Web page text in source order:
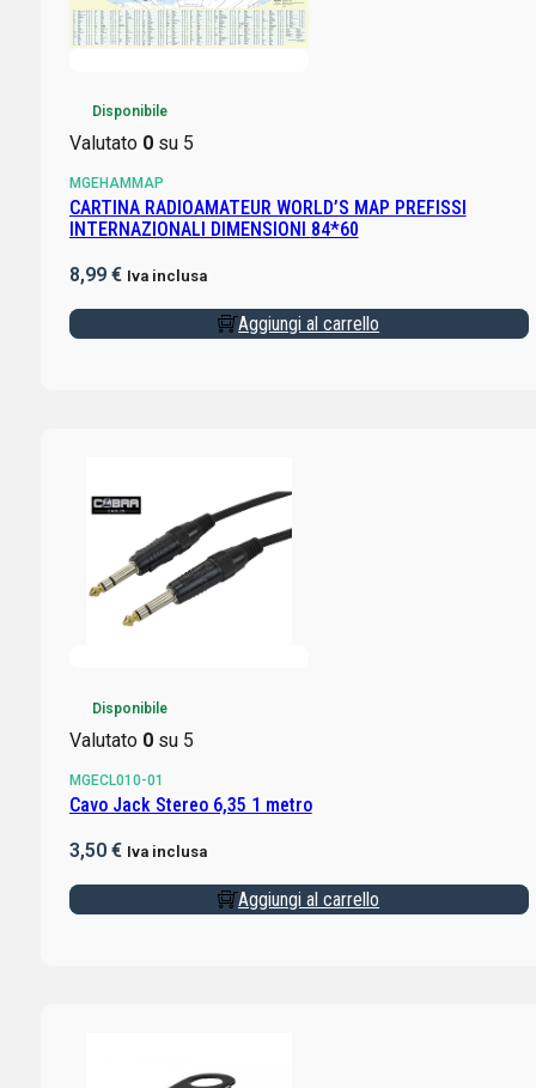
Disponibile
Valutato 0su 5
MGEHAMMAP
CARTINA RADIOAMATEUR WORLD’S MAP PREFISSI
INTERNAZIONALI DIMENSIONI 84*60
8,99 € Iva inclusa
Aggiungi al carrello
Disponibile
Valutato 0su 5
MGECL010-01
Cavo Jack Stereo 6,35 1 metro
3,50 € Iva inclusa
Aggiungi al carrello